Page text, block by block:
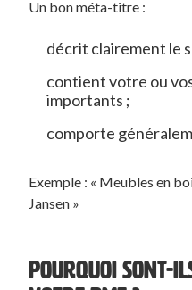
Un bon méta-titre :
décrit clairement le
contient votre ou
importants ;
comporte
Exemple : « Meubles en
Jansen »
POURQUOI SONT-